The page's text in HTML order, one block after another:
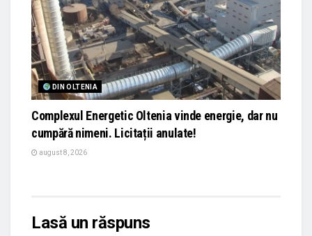
DIN OLTENIA
Complexul Energetic Oltenia vinde energie, dar nu
cumpără nimeni. Licitații anulate!
august 8, 2026
Lasă un răspuns